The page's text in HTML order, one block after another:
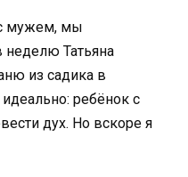
с мужем, мы
Татьяна
из садика в
ребёнок с
дух. Но вскоре я